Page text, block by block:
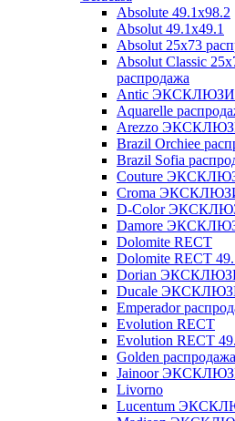
Absolute 49.1x98.2
Absolut 49.1x49.1
Absolut 25x73
Absolut Classic
распродажа
Antic
Aquarelle
Arezzo
Brazil Orchiee
Brazil Sofia
Couture
Croma
D-Color
Damore
Dolomite RECT
Dolomite RECT
Dorian
Ducale
Emperador
Evolution RECT
Evolution RECT
Golden распродажа
Jainoor
Livorno
Lucentum